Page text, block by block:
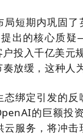
局短期内巩固
出的核心质
投入千亿美元
放缓，这种人
态绑定引发的
的巨额投
云服务，将冲